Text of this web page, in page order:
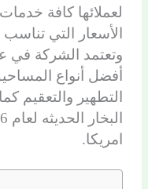
لعملائها كافة
الأسعار التي تناسب
وتعتمد الشركة في
أفضل أنواع
التطهير والتعقيم
امريكا.